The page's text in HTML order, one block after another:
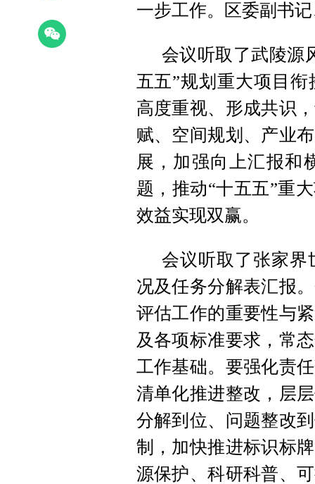
一步工作。区委副书
会议听取了武陵源
五五”规划重大项目
高度重视、形成共识
赋、空间规划、产业
展，加强向上汇报和
题，推动“十五五”重
效益实现双赢。
会议听取了张家界
况及任务分解表汇报
评估工作的重要性与
及各项标准要求，常
工作基础。要强化责
清单化推进整改，层
分解到位、问题整改
制，加快推进标识标
源保护、科研科普、